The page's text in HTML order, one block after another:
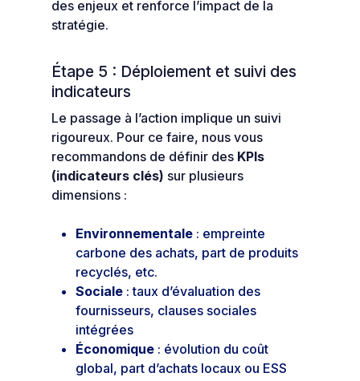
des enjeux et renforce l’impact de la
stratégie.
Étape 5 : Déploiement et suivi des
indicateurs
Le passage à l’action implique un suivi
rigoureux. Pour ce faire, nous vous
recommandons de définir des KPIs
(indicateurs clés) sur plusieurs
dimensions :
Environnementale : empreinte
carbone des achats, part de produits
recyclés, etc.
Sociale : taux d’évaluation des
fournisseurs, clauses sociales
intégrées
Économique : évolution du coût
global, part d’achats locaux ou ESS